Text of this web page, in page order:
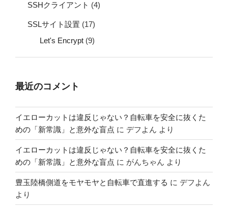
SSHクライアント (4)
SSLサイト設置 (17)
Let's Encrypt (9)
最近のコメント
イエローカットは違反じゃない？自転車を安全に抜くた
めの「新常識」と意外な盲点 に デフよん より
イエローカットは違反じゃない？自転車を安全に抜くた
めの「新常識」と意外な盲点 に がんちゃん より
豊玉陸橋側道をモヤモヤと自転車で直進する に デフよん
より